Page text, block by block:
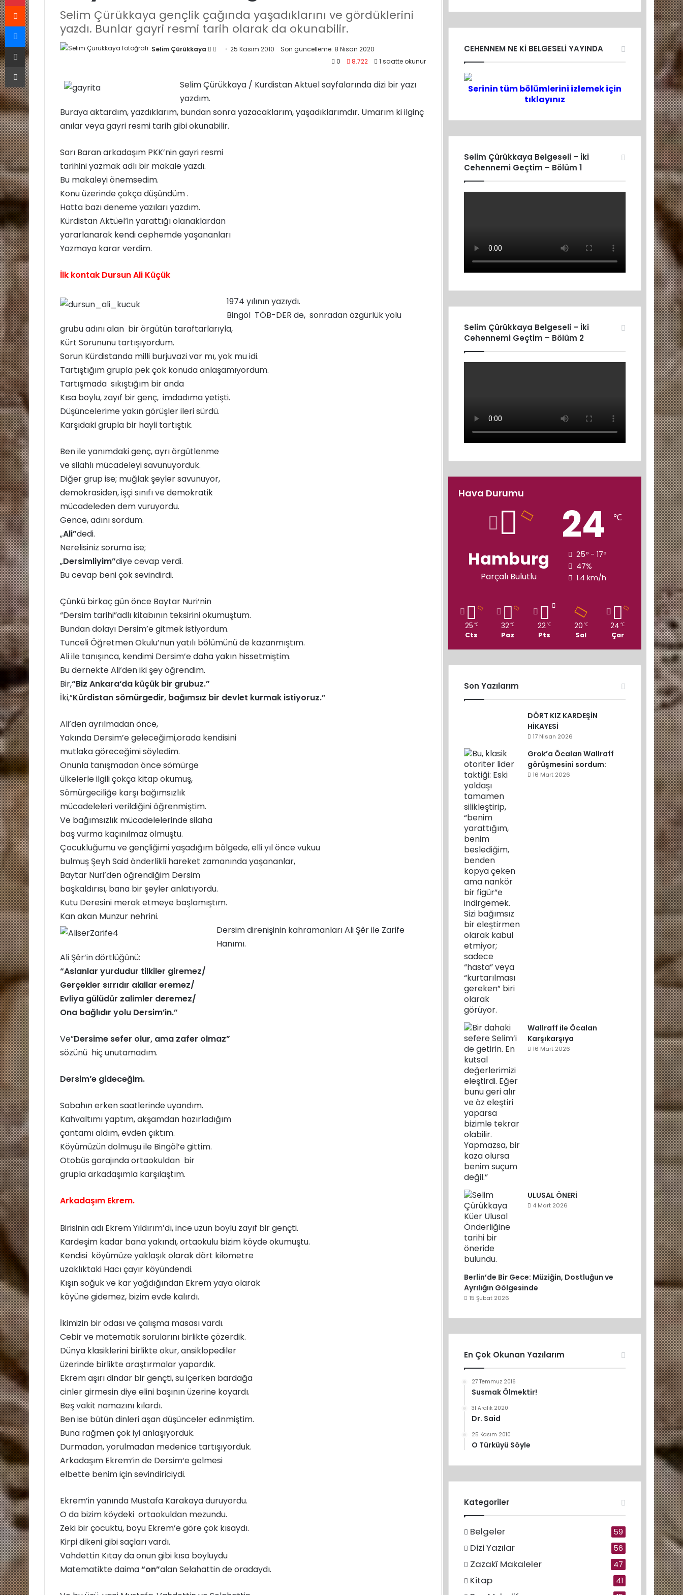
Selim Çürükkaya gençlik çağında yaşadıklarını ve gördüklerini
yazdı. Bunlar gayri resmi tarih olarak da okunabilir.
Selim Çürükkaya
F
l
w
o
e
p
o
e
r
25 Kasım 2010
Son güncelleme: 8 Nisan 2020
0
8.722 1 saatte okunur
Selim Çürükkaya / Kurdistan Aktuel sayfalarında dizi bir yazı
yazdım.
Buraya aktardım, yazdıklarım, bundan sonra yazacaklarım, yaşadıklarımdır. Umarım ki ilginç
anılar veya gayri resmi tarih gibi okunabilir.
Sarı Baran arkadaşım PKK’nin gayri resmi
tarihini yazmak adlı bir makale yazdı.
Bu makaleyi önemsedim.
Konu üzerinde çokça düşündüm .
Hatta bazı deneme yazıları yazdım.
Kürdistan Aktüel‘in yarattığı olanaklardan
yararlanarak kendi cephemde yaşananları
Yazmaya karar verdim.
İlk kontak Dursun Ali Küçük
1974 yılının yazıydı.
Bingöl TÖB-DER de, sonradan özgürlük yolu
grubu adını alan bir örgütün taraftarlarıyla,
Kürt Sorununu tartışıyordum.
Sorun Kürdistanda milli burjuvazi var mı, yok mu idi.
Tartıştığım grupla pek çok konuda anlaşamıyordum.
Tartışmada sıkıştığım bir anda
Kısa boylu, zayıf bir genç, imdadıma yetişti.
Düşüncelerime yakın görüşler ileri sürdü.
Karşıdaki grupla bir hayli tartıştık.
Ben ile yanımdaki genç, ayrı örgütlenme
ve silahlı mücadeleyi savunuyorduk.
Diğer grup ise; muğlak şeyler savunuyor,
demokrasiden, işçi sınıfı ve demokratik
mücadeleden dem vuruyordu.
Gence, adını sordum.
„Ali”dedi.
Nerelisiniz soruma ise;
„Dersimliyim”diye cevap verdi.
Bu cevap beni çok sevindirdi.
Çünkü birkaç gün önce Baytar Nuri‘nin
“Dersim tarihi”adlı kitabının teksirini okumuştum.
Bundan dolayı Dersim’e gitmek istiyordum.
Tunceli Öğretmen Okulu’nun yatılı bölümünü de kazanmıştım.
Ali ile tanışınca, kendimi Dersim’e daha yakın hissetmiştim.
Bu dernekte Ali‘den iki şey öğrendim.
Bir,“Biz Ankara‘da küçük bir grubuz.”
İki,”Kürdistan sömürgedir, bağımsız bir devlet kurmak istiyoruz.”
Ali’den ayrılmadan önce,
Yakında Dersim’e geleceğimi,orada kendisini
mutlaka göreceğimi söyledim.
Onunla tanışmadan önce sömürge
ülkelerle ilgili çokça kitap okumuş,
Sömürgeciliğe karşı bağımsızlık
mücadeleleri verildiğini öğrenmiştim.
Ve bağımsızlık mücadelelerinde silaha
baş vurma kaçınılmaz olmuştu.
Çocukluğumu ve gençliğimi yaşadığım bölgede, elli yıl önce vukuu
bulmuş Şeyh Said önderlikli hareket zamanında yaşananlar,
Baytar Nuri’den öğrendiğim Dersim
başkaldırısı, bana bir şeyler anlatıyordu.
Kutu Deresini merak etmeye başlamıştım.
Kan akan Munzur nehrini.
Dersim direnişinin kahramanları Ali Şêr ile Zarife
Hanımı.
Ali Şêr’in dörtlüğünü:
“Aslanlar yurdudur tilkiler giremez/
Gerçekler sırrıdır akıllar eremez/
Evliya gülüdür zalimler deremez/
Ona bağlıdır yolu Dersim’in.”
Ve”Dersime sefer olur, ama zafer olmaz”
sözünü hiç unutamadım.
Dersim’e gideceğim.
Sabahın erken saatlerinde uyandım.
Kahvaltımı yaptım, akşamdan hazırladığım
çantamı aldım, evden çıktım.
Köyümüzün dolmuşu ile Bingöl’e gittim.
Otobüs garajında ortaokuldan bir
grupla arkadaşımla karşılaştım.
Arkadaşım Ekrem.
Birisinin adı Ekrem Yıldırım’dı, ince uzun boylu zayıf bir gençti.
Kardeşim kadar bana yakındı, ortaokulu bizim köyde okumuştu.
Kendisi köyümüze yaklaşık olarak dört kilometre
uzaklıktaki Hacı çayır köyündendi.
Kışın soğuk ve kar yağdığından Ekrem yaya olarak
köyüne gidemez, bizim evde kalırdı.
İkimizin bir odası ve çalışma masası vardı.
Cebir ve matematik sorularını birlikte çözerdik.
Dünya klasiklerini birlikte okur, ansiklopediler
üzerinde birlikte araştırmalar yapardık.
Ekrem aşırı dindar bir gençti, su içerken bardağa
cinler girmesin diye elini başının üzerine koyardı.
Beş vakit namazını kılardı.
Ben ise bütün dinleri aşan düşünceler edinmiştim.
Buna rağmen çok iyi anlaşıyorduk.
Durmadan, yorulmadan medenice tartışıyorduk.
Arkadaşım Ekrem’in de Dersim‘e gelmesi
elbette benim için sevindiriciydi.
Ekrem’in yanında Mustafa Karakaya duruyordu.
O da bizim köydeki ortaokuldan mezundu.
Zeki bir çocuktu, boyu Ekrem’e göre çok kısaydı.
Kirpi dikeni gibi saçları vardı.
Vahdettin Kıtay da onun gibi kısa boyluydu
Matematikte daima“on”alan Selahattin de oradaydı.
CEHENNEM NE Kİ BELGESELİ YAYINDA
Serinin tüm bölümlerini izlemek için
tıklayınız
Selim Çürükkaya Belgeseli – İki
Cehennemi Geçtim – Bölüm 1
Selim Çürükkaya Belgeseli – İki
Cehennemi Geçtim – Bölüm 2
Hava Durumu
Hamburg
Parçalı Bulutlu
24 ℃
25º - 17º
47%
1.4 km/h
25 ℃
Cts
32℃
Paz
22℃
Pts
20 ℃
Sal
24 ℃
Çar
Son Yazılarım
DÖRT KIZ KARDEŞİN
HİKAYESİ
17 Nisan 2026
Grok’a Öcalan Wallraff
görüşmesini sordum:
16 Mart 2026
Wallraff ile Öcalan
Karşıkarşıya
16 Mart 2026
ULUSAL ÖNERİ
4 Mart 2026
Berlin’de Bir Gece: Müziğin, Dostluğun ve
Ayrılığın Gölgesinde
15 Şubat 2026
En Çok Okunan Yazılarım
27 Temmuz 2016
Susmak Ölmektir!
31 Aralık 2020
Dr. Said
25 Kasım 2010
O Türküyü Söyle
Kategoriler
Belgeler 59
Dizi Yazılar 56
Zazakî Makaleler 47
Kitap 41
Reddit
Messenger
E-Posta ile paylaş
Yazdır